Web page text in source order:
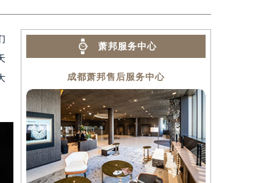
萧邦服务中心
成都萧邦售后服务中心